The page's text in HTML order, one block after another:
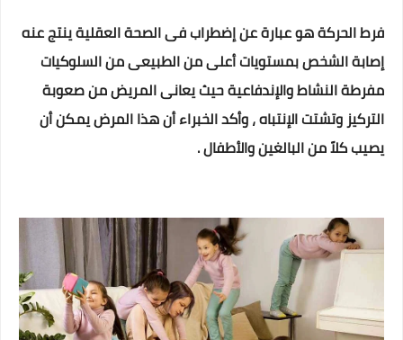
فرط الحركة هو عبارة عن إضطراب فى الصحة العقلية ينتج عنه
إصابة الشخص بمستويات أعلى من الطبيعى من السلوكيات
مفرطة النشاط والإندفاعية حيث يعانى المريض من صعوبة
التركيز وتشتت الإنتباه ، وأكد الخبراء أن هذا المرض يمكن أن
يصيب كلاً من البالغين والأطفال .